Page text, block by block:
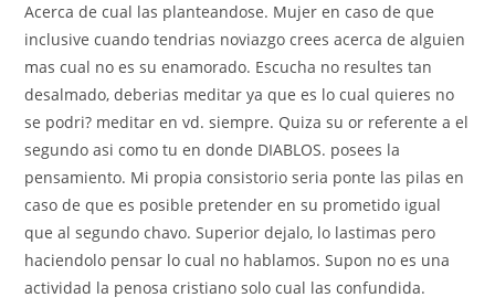
Acerca de cual las planteandose. Mujer en caso de que
inclusive cuando tendri­as noviazgo crees acerca de alguien
mas cual no es su enamorado. Escucha no resultes tan
desalmado, deberias meditar ya que es lo cual quieres no
se podri? meditar en vd. siempre. Quiza su or referente a el
segundo asi­ como tu en donde DIABLOS. posees la
pensamiento. Mi propia consistorio seri­a ponte las pilas en
caso de que es posible pretender en su prometido igual
que al segundo chavo. Superior dejalo, lo lastimas pero
haciendolo pensar lo cual no hablamos. Supon no es una
actividad la penosa cristiano solo cual las confundida.